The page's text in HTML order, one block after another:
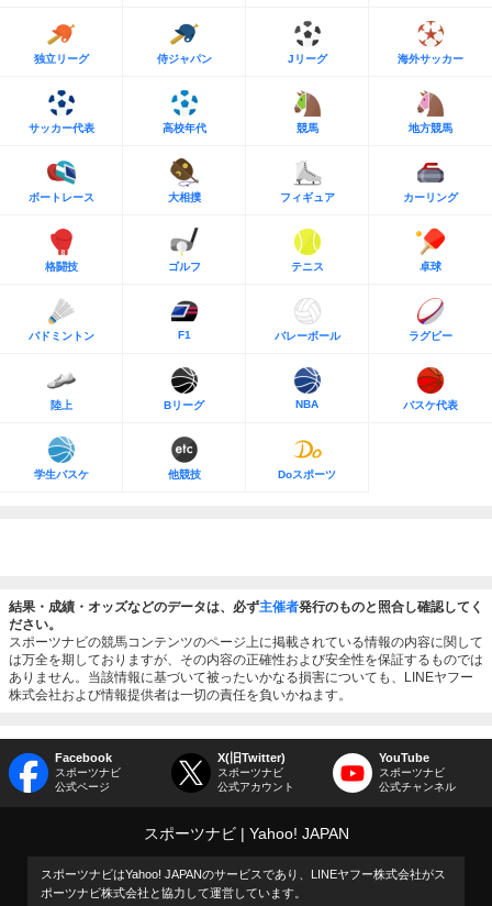
独立リーグ 侍ジャパン Jリーグ 海外サッカー
サッカー代表 高校年代 競馬 地方競馬
ボートレース 大相撲 フィギュア カーリング
格闘技 ゴルフ テニス 卓球
バドミントン F1 バレーボール ラグビー
陸上 Bリーグ NBA バスケ代表
学生バスケ 他競技 Doスポーツ
結果・成績・オッズなどのデータは、必ず主催者発行のものと照合し確認してく
ださい。
スポーツナビの競馬コンテンツのページ上に掲載されている情報の内容に関して
は万全を期しておりますが、その内容の正確性および安全性を保証するものでは
ありません。当該情報に基づいて被ったいかなる損害についても、LINEヤフー
株式会社および情報提供者は一切の責任を負いかねます。
Facebook
スポーツナビ
公式ページ
X(旧Twitter)
スポーツナビ
公式アカウント
YouTube
スポーツナビ
公式チャンネル
スポーツナビ Yahoo! JAPAN
スポーツナビはYahoo! JAPANのサービスであり、LINEヤフー株式会社がス
ポーツナビ株式会社と協力して運営しています。